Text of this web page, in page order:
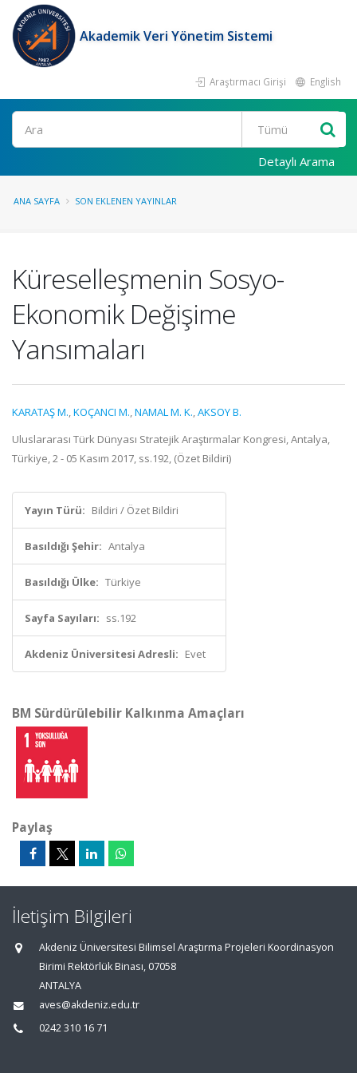
Akademik Veri Yönetim Sistemi
Araştırmacı Girişi English
Ara
Detaylı Arama
ANA SAYFA SON EKLENEN YAYINLAR
Küreselleşmenin Sosyo-
Ekonomik Değişime
Yansımaları
KARATAŞ M.,KOÇANCI M.,NAMAL M. K.,AKSOY B.
Uluslararası Türk Dünyası Stratejik Araştırmalar Kongresi, Antalya,
Türkiye, 2 - 05 Kasım 2017, ss.192, (Özet Bildiri)
Yayın Türü: Bildiri / Özet Bildiri
Basıldığı Şehir: Antalya
Basıldığı Ülke: Türkiye
Sayfa Sayıları: ss.192
Akdeniz Üniversitesi Adresli: Evet
BM Sürdürülebilir Kalkınma Amaçları
Paylaş
İletişim Bilgileri
Akdeniz Üniversitesi Bilimsel Araştırma Projeleri Koordinasyon
Birimi Rektörlük Binası, 07058
ANTALYA
aves@akdeniz.edu.tr
0242 310 16 71